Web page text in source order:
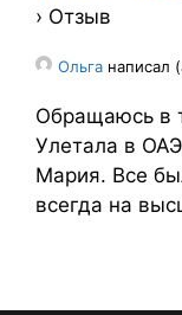
› Отзыв
Ольга написал
Обращаюсь в
Улетала в
Мария. Все
всегда на